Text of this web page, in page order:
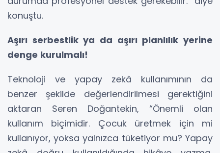
konuştu.
Aşırı serbestlik ya da aşırı planlılık yerine
denge kurulmalı!
Teknoloji ve yapay zekâ kullanımının da
benzer şekilde değerlendirilmesi gerektiğini
aktaran Seren Doğantekin, “Önemli olan
kullanım biçimidir. Çocuk üretmek için mi
kullanıyor, yoksa yalnızca tüketiyor mu? Yapay